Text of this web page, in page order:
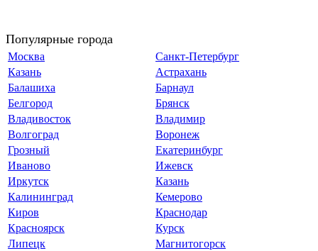
Популярные города
Москва
Санкт-Петербург
Казань
Астрахань
Балашиха
Барнаул
Белгород
Брянск
Владивосток
Владимир
Волгоград
Воронеж
Грозный
Екатеринбург
Иваново
Ижевск
Иркутск
Казань
Калининград
Кемерово
Киров
Краснодар
Красноярск
Курск
Липецк
Магнитогорск